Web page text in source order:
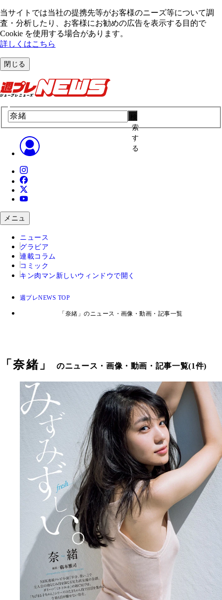
当サイトでは当社の提携先等がお客様のニーズ等について調
査・分析したり、お客様にお勧めの広告を表⽰する⽬的で
Cookie を使⽤する場合があります。
詳しくはこちら
閉じる
索
す
る
メニュ
ニュース
グラビア
連載コラム
コミック
キン肉マン 新しいウィンドウで開く
週プレNEWS TOP
「奈緒」のニュース・画像・動画・記事一覧
「奈緒 」のニュース・画像・動画・記事一覧(1件)